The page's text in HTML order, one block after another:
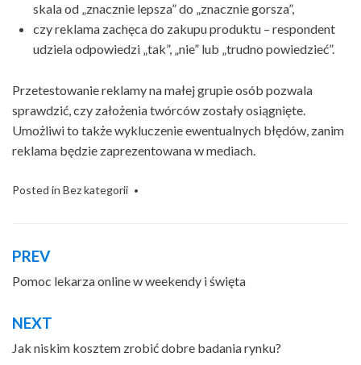
skala od „znacznie lepsza” do „znacznie gorsza”,
czy reklama zachęca do zakupu produktu – respondent
udziela odpowiedzi „tak”, „nie” lub „trudno powiedzieć”.
Przetestowanie reklamy na małej grupie osób pozwala
sprawdzić, czy założenia twórców zostały osiągnięte.
Umożliwi to także wykluczenie ewentualnych błędów, zanim
reklama będzie zaprezentowana w mediach.
Posted in Bez kategorii
Nawigacja
wpisu
PREV
Pomoc lekarza online w weekendy i święta
NEXT
Jak niskim kosztem zrobić dobre badania rynku?